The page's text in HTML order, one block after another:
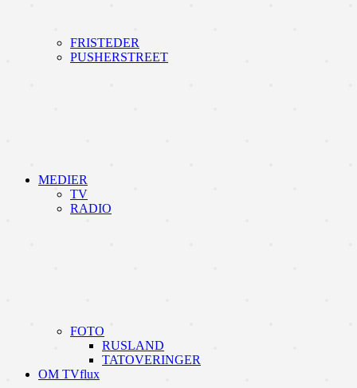
FRISTEDER
PUSHERSTREET
MEDIER
TV
RADIO
FOTO
RUSLAND
TATOVERINGER
OM TVflux